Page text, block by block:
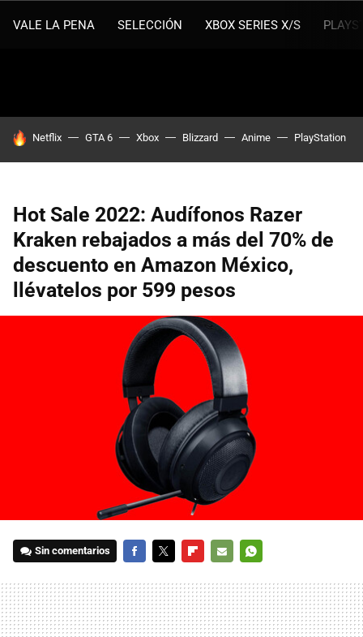
VALE LA PENA SELECCIÓN XBOX SERIES X/S
HOY SE HABLA DE
Netflix GTA 6 Xbox Blizzard Anime PlayStation
Hot Sale 2022: Audífonos Razer
Kraken rebajados a más del 70% de
descuento en Amazon México,
llévatelos por 599 pesos
Sin comentarios
MAIL